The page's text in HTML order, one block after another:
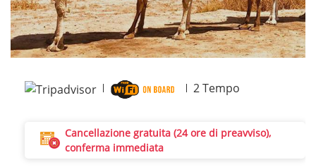
2Tempo
Cancellazione gratuita (24 ore di preavviso),
conferma immediata